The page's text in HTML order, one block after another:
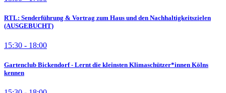
RTL: Senderführung & Vortrag zum Haus und den Nachhaltigkeitszielen
(AUSGEBUCHT)
15:30 - 18:00
Gartenclub Bickendorf - Lernt die kleinsten Klimaschützer*innen Kölns
kennen